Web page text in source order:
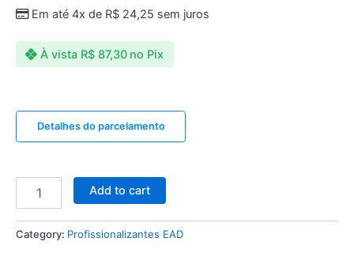
Em até 4x de R$24,25 sem juros
À vista R$87,30 no Pix
Detalhes do parcelamento
Add to cart
Category: Profissionalizantes EAD